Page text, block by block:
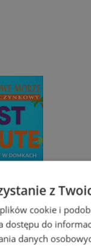
z
cookie i
dostępu do
danych